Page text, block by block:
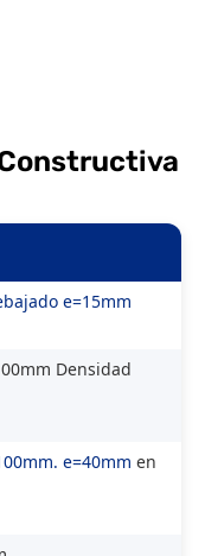
e=15mm
Densidad
e=40mm en